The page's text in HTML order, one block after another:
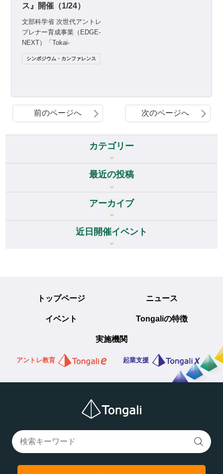
ス』開催（1/24）
文部科学省 次世代アントレ
プレナー育成事業（EDGE-
NEXT）「Tokai-
EDGE（Tongali） プログラ
ム」の始動に伴い […]
シンポジウム・カンファレンス
前のページへ 次のページへ
カテゴリー
最近の投稿
アーカイブ
近日開催イベント
トップページ ニュース
イベント Tongaliの特徴
実施機関
アントレ教育 起業支援